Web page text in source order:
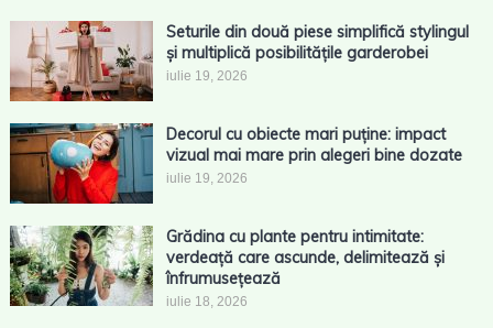
Seturile din două piese simplifică stylingul
și multiplică posibilitățile garderobei
iulie 19, 2026
Decorul cu obiecte mari puține: impact
vizual mai mare prin alegeri bine dozate
iulie 19, 2026
Grădina cu plante pentru intimitate:
verdeață care ascunde, delimitează și
înfrumusețează
iulie 18, 2026